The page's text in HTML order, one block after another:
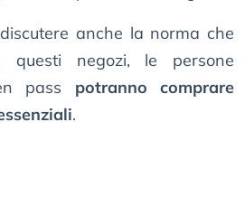
anche la norma che
questi negozi, le persone
pass potranno comprare
.